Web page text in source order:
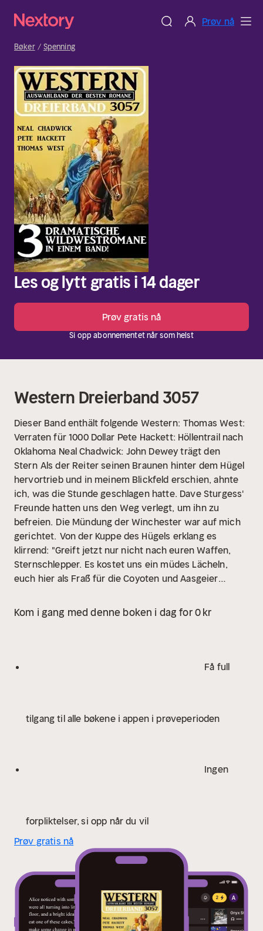
Prøv nå
Bøker Spenning
Les og lytt gratis i 14 dager
Prøv gratis nå
Si opp abonnementet når som helst
Western Dreierband 3057
Dieser Band enthält folgende Western: Thomas West:
Verraten für 1000 Dollar Pete Hackett: Höllentrail nach
Oklahoma Neal Chadwick: John Dewey trägt den
Stern Als der Reiter seinen Braunen hinter dem Hügel
hervortrieb und in meinem Blickfeld erschien, ahnte
ich, was die Stunde geschlagen hatte. Dave Sturgess'
Freunde hatten uns den Weg verlegt, um ihn zu
befreien. Die Mündung der Winchester war auf mich
gerichtet. Von der Kuppe des Hügels erklang es
klirrend: "Greift jetzt nur nicht nach euren Waffen,
Sternschlepper. Es kostet uns ein müdes Lächeln,
euch hier als Fraß für die Coyoten und Aasgeier
Das kalte, metallische Schnappen löste ein seltsames
Kribbeln zwischen meinen Schulterblättern aus. Und
Kom i gang med denne boken i dag for 0 kr
Få full
tilgang til alle bøkene i appen i prøveperioden
Ingen
forpliktelser, si opp når du vil
Prøv gratis nå